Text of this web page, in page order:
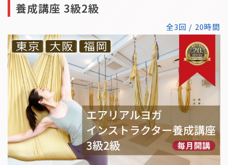
養成講座 3級2級
全3回 / 20時間